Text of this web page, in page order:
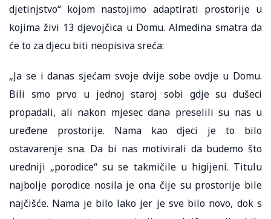
djetinjstvo“ kojom nastojimo adaptirati prostorije u
kojima živi 13 djevojčica u Domu. Almedina smatra da
će to za djecu biti neopisiva sreća:
„Ja se i danas sjećam svoje dvije sobe ovdje u Domu.
Bili smo prvo u jednoj staroj sobi gdje su dušeci
propadali, ali nakon mjesec dana preselili su nas u
uređene prostorije. Nama kao djeci je to bilo
ostavarenje sna. Da bi nas motivirali da budemo što
uredniji „porodice“ su se takmičile u higijeni. Titulu
najbolje porodice nosila je ona čije su prostorije bile
najčišće. Nama je bilo lako jer je sve bilo novo, dok s